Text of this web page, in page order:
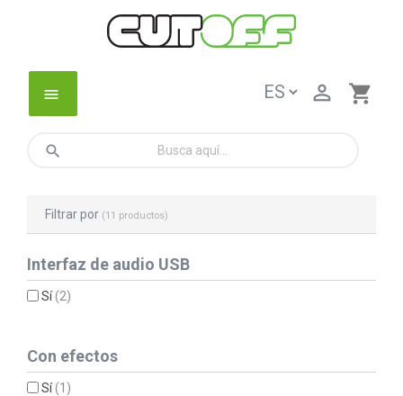
menu shopping_cart

search
Filtrar por (11 productos)
Interfaz de audio USB
Sí(2)
Con efectos
Sí(1)